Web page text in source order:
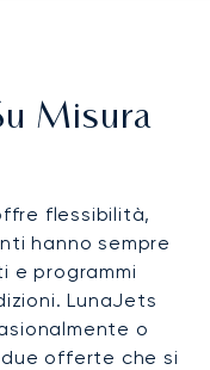
Misura
flessibilità,
hanno sempre
e programmi
LunaJets
o
offerte che si